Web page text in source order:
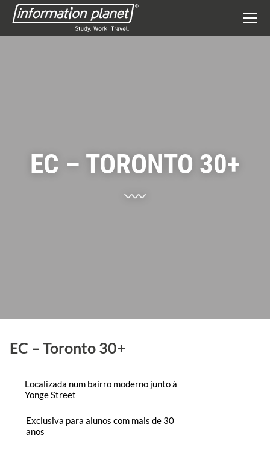
EC – TORONTO 30+
EC – Toronto 30+
Localizada num bairro moderno junto à
Yonge Street
Exclusiva para alunos com mais de 30
anos